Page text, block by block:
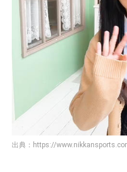
出典： https://